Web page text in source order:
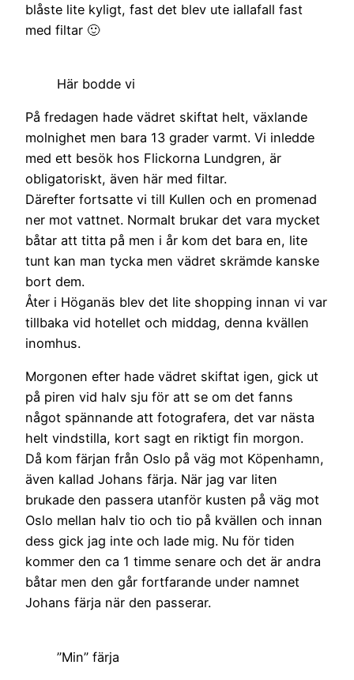
blåste lite kyligt, fast det blev ute iallafall fast
med filtar 🙂
Här bodde vi
På fredagen hade vädret skiftat helt, växlande
molnighet men bara 13 grader varmt. Vi inledde
med ett besök hos Flickorna Lundgren, är
obligatoriskt, även här med filtar.
Därefter fortsatte vi till Kullen och en promenad
ner mot vattnet. Normalt brukar det vara mycket
båtar att titta på men i år kom det bara en, lite
tunt kan man tycka men vädret skrämde kanske
bort dem.
Åter i Höganäs blev det lite shopping innan vi var
tillbaka vid hotellet och middag, denna kvällen
inomhus.
Morgonen efter hade vädret skiftat igen, gick ut
på piren vid halv sju för att se om det fanns
något spännande att fotografera, det var nästa
helt vindstilla, kort sagt en riktigt fin morgon.
Då kom färjan från Oslo på väg mot Köpenhamn,
även kallad Johans färja. När jag var liten
brukade den passera utanför kusten på väg mot
Oslo mellan halv tio och tio på kvällen och innan
dess gick jag inte och lade mig. Nu för tiden
kommer den ca 1 timme senare och det är andra
båtar men den går fortfarande under namnet
Johans färja när den passerar.
”Min” färja